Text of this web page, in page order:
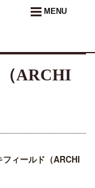
MENU
ARCHI
フィールド（ARCHI